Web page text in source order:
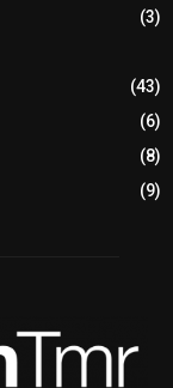
(3)
(43)
(6)
(8)
(9)